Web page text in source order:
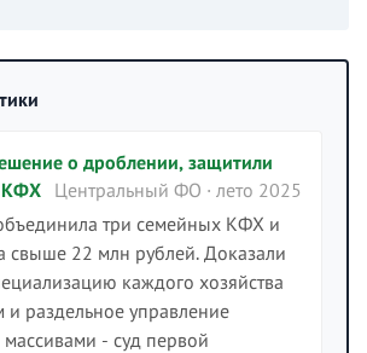
о дроблении, защитили
КФХ
Центральный ФО · лето 2025
три семейных КФХ и
свыше 22 млн рублей. Доказали
каждого хозяйства
и раздельное управление
- суд первой